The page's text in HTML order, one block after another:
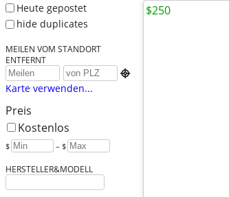
Heute gepostet
hide duplicates
MEILEN VOM STANDORT
ENTFERNT

Karte verwenden...
Preis
Kostenlos
$ – $
HERSTELLER&MODELL
$250